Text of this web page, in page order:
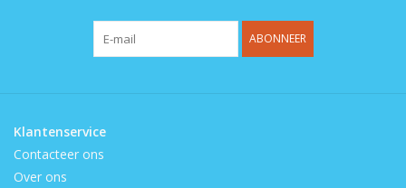
ABONNEER
Klantenservice
Contacteer ons
Over ons